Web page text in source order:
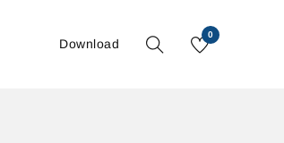
0
Download